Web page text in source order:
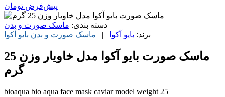
پیش‌فرض تومان
دسته بندی: ماسک صورت و بدن
برند: بایو آکوا | ماسک صورت و بدن بایو آکوا
ماسک صورت بایو آکوا مدل خاویار وزن 25
گرم
bioaqua bio aqua face mask caviar model weight 25